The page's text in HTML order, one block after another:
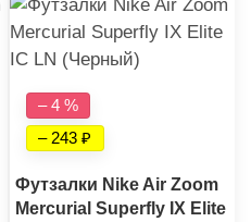
– 4 %
– 243
Футзалки Nike Air Zoom
Mercurial Superfly IX Elite